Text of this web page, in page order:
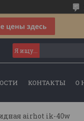
КОНТАКТЫ О
airhot ik-40w